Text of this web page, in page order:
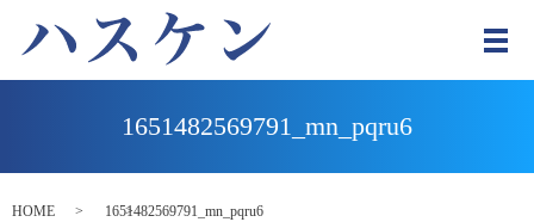
メ
1651482569791_mn_pqru6
HOME 1651482569791_mn_pqru6